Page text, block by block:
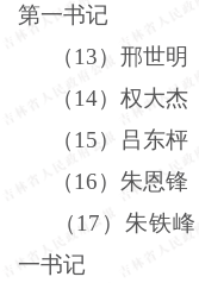
第一书记
（13）邢世明
（14）权大杰
（15）吕东枰
（16）朱恩锋
（17 ）朱铁峰
一书记